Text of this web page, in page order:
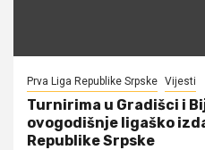
Prva Liga Republike Srpske Vijesti
Turnirima u Gradišci i
ovogodišnje ligaško
Republike Srpske